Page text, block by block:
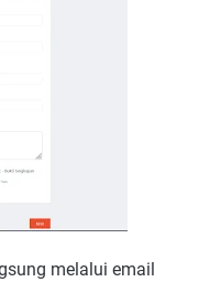
melalui email